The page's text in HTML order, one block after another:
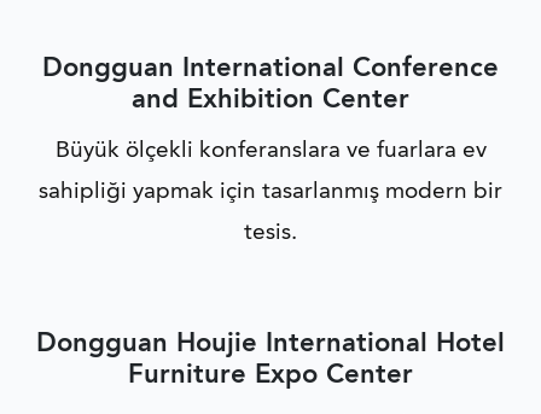
Dongguan International Conference
and Exhibition Center
Büyük ölçekli konferanslara ve fuarlara ev
sahipliği yapmak için tasarlanmış modern bir
tesis.
Dongguan Houjie International Hotel
Furniture Expo Center